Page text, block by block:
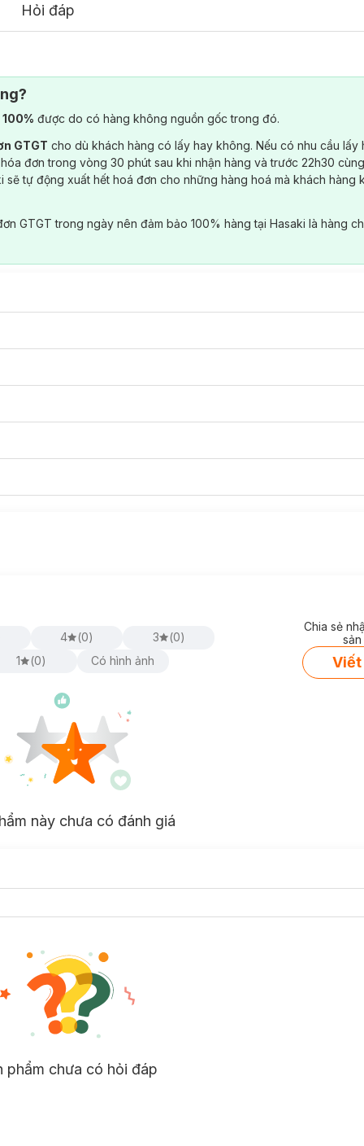
Hỏi đáp
được do có hàng không nguồn gốc trong đó.
GTGT cho dù khách hàng có lấy hay không. Nếu có nhu cầu lấy
đơn trong vòng 30 phút sau khi nhận hàng và trước 22h30
sẽ tự động xuất hết hoá đơn cho những hàng hoá mà khách hàng
GTGT trong ngày nên đảm bảo 100% hàng tại Hasaki là hàng
4 (0) 3 (0)
1
(0) Có hình ảnh
Chia sẻ
Viết
này chưa có đánh giá
phẩm chưa có hỏi đáp